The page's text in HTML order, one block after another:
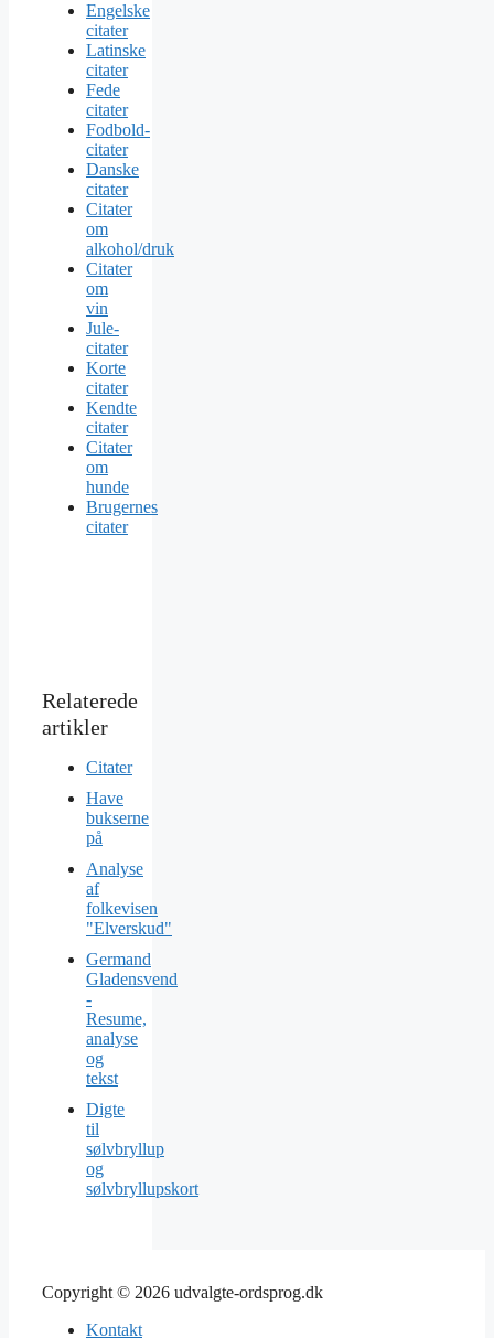
Engelske
citater
Latinske
citater
Fede
citater
Fodbold-
citater
Danske
citater
Citater
om
alkohol/druk
Citater
om
vin
Jule-
citater
Korte
citater
Kendte
citater
Citater
om
hunde
Brugernes
citater
Citater
Have
bukserne
på
Analyse
af
folkevisen
"Elverskud"
Germand
Gladensvend
-
Resume,
analyse
og
tekst
Digte
til
sølvbryllup
og
sølvbryllupskort
Copyright © 2026 udvalgte-ordsprog.dk
Kontakt